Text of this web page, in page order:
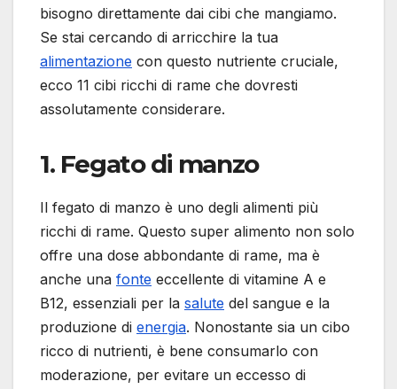
bisogno direttamente dai cibi che mangiamo.
Se stai cercando di arricchire la tua
alimentazione con questo nutriente cruciale,
ecco 11 cibi ricchi di rame che dovresti
assolutamente considerare.
1. Fegato di manzo
Il fegato di manzo è uno degli alimenti più
ricchi di rame. Questo super alimento non solo
offre una dose abbondante di rame, ma è
anche una fonte eccellente di vitamine A e
B12, essenziali per la salute del sangue e la
produzione di energia. Nonostante sia un cibo
ricco di nutrienti, è bene consumarlo con
moderazione, per evitare un eccesso di